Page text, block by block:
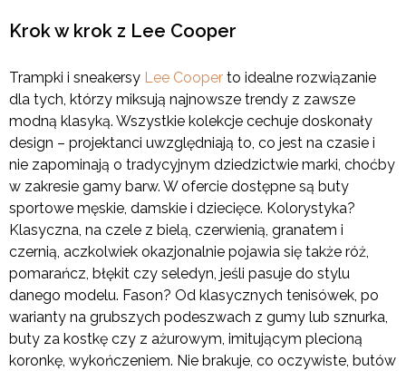
Krok w krok z Lee Cooper
Trampki i sneakersy Lee Cooper to idealne rozwiązanie
dla tych, którzy miksują najnowsze trendy z zawsze
modną klasyką. Wszystkie kolekcje cechuje doskonały
design – projektanci uwzględniają to, co jest na czasie i
nie zapominają o tradycyjnym dziedzictwie marki, choćby
w zakresie gamy barw. W ofercie dostępne są buty
sportowe męskie, damskie i dziecięce. Kolorystyka?
Klasyczna, na czele z bielą, czerwienią, granatem i
czernią, aczkolwiek okazjonalnie pojawia się także róż,
pomarańcz, błękit czy seledyn, jeśli pasuje do stylu
danego modelu. Fason? Od klasycznych tenisówek, po
warianty na grubszych podeszwach z gumy lub sznurka,
buty za kostkę czy z ażurowym, imitującym plecioną
koronkę, wykończeniem. Nie brakuje, co oczywiste, butów